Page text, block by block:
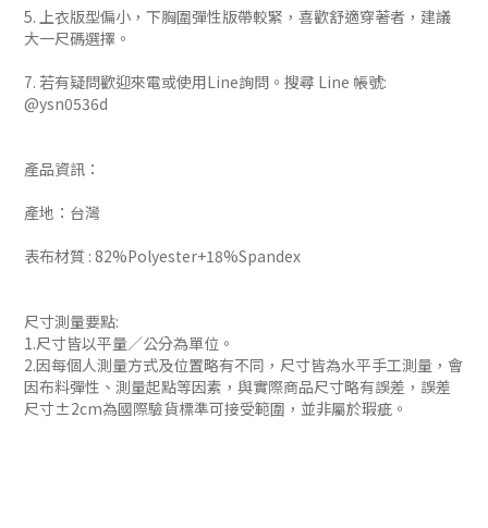
5. 上衣版型偏小，下胸圍彈性版帶較緊，喜歡舒適穿著者，建議
大一尺碼選擇。
7. 若有疑問歡迎來電或使用Line詢問。搜尋 Line 帳號:
@ysn0536d
產品資訊：
產地：台灣
表布材質 : 82%Polyester+18%Spandex
尺寸測量要點:
1.尺寸皆以平量／公分為單位。
2.因每個人測量方式及位置略有不同，尺寸皆為水平手工測量，會
因布料彈性、測量起點等因素，與實際商品尺寸略有誤差，誤差
尺寸±2cm為國際驗貨標準可接受範圍，並非屬於瑕疵。